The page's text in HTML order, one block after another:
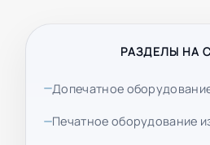
РАЗДЕЛЫ НА
Допечатное
Печатное оборудование